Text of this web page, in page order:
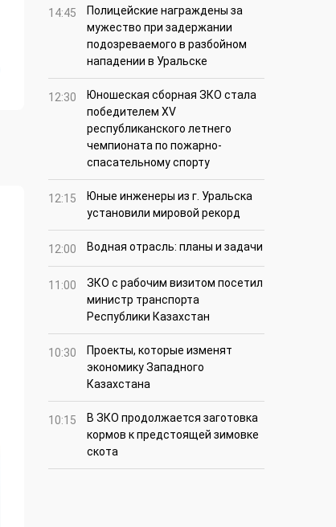
14:45
Полицейские награждены за
мужество при задержании
подозреваемого в разбойном
нападении в Уральске
12:30
Юношеская сборная ЗКО стала
победителем XV
республиканского летнего
чемпионата по пожарно-
спасательному спорту
12:15
Юные инженеры из г. Уральска
установили мировой рекорд
12:00 Водная отрасль: планы и задачи
11:00
ЗКО с рабочим визитом посетил
министр транспорта
Республики Казахстан
10:30
Проекты, которые изменят
экономику Западного
Казахстана
10:15
В ЗКО продолжается заготовка
кормов к предстоящей зимовке
скота